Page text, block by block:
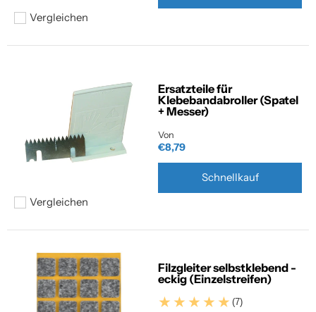
Hinzufügen zum vergleichen
Vergleichen
Hinzufügen zum vergleichen
Vergleichen
Ersatzteile für
Klebebandabroller (Spatel
+ Messer)
Von
€8,79
Schnellkauf
Filzgleiter selbstklebend -
eckig (Einzelstreifen)
(7)